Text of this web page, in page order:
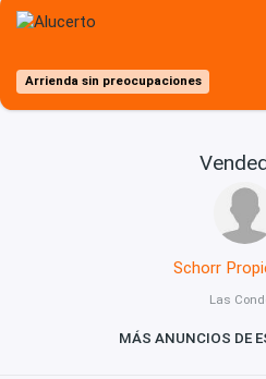
Arrienda sin preocupaciones
Schorr
Las
MÁS ANUNCIOS DE